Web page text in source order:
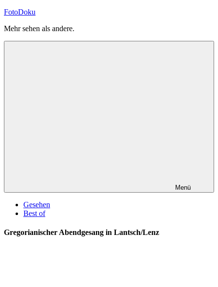
Zum
springen
FotoDoku
Mehr sehen als andere.
Menü
Gesehen
Best of
Gregorianischer Abendgesang in Lantsch/Lenz